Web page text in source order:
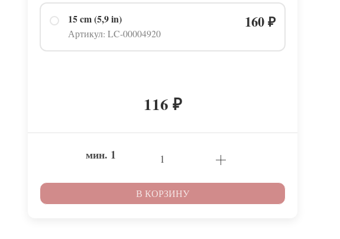
15 cm (5,9 in)
Артикул: LC-00004920
160 ₽
116 ₽
мин. 1
В КОРЗИНУ